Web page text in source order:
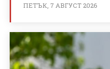
ПЕТЪК, 7 АВГУСТ 2026